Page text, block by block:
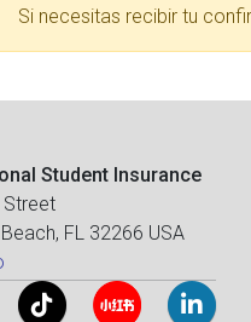
Si necesitas recibir tu
Student Insurance
Street
FL 32266 USA